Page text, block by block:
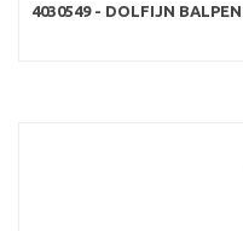
4030549 - DOLFIJN BALPEN